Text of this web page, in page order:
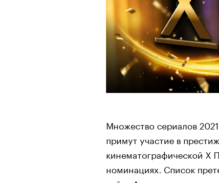
Множество сериалов
примут участие в
кинематографической X
номинациях. Список